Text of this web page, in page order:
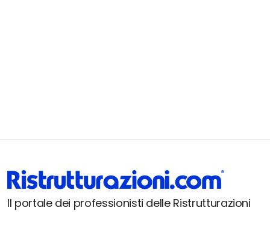
Il portale dei professionisti delle Ristrutturazioni